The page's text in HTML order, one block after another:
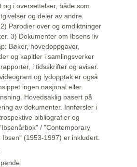
og i oversettelser, både som
og deler av andre
Parodier over og omdiktninger
3) Dokumenter om Ibsens liv
Bøker, hovedoppgaver,
og kapitler i samlingsverker
i tidsskrifter og aviser.
og lydopptak er også
ingen nasjonal eller
Hovedsaklig basert på
av dokumenter. Innførsler i
bibliografier og
/ "Contemporary
(1953-1997) er inkludert.